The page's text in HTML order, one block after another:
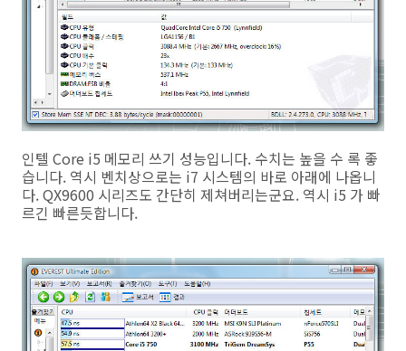
인텔 Core i5 메모리 쓰기 성능입니다. 수치는 높을 수 록 좋
습니다. 역시 벤치상으로는 i7 시스템의 바로 아래에 나옵니
다. QX9600 시리즈도 간단히 제쳐버리는군요. 역시 i5 가 빠
르긴 빠른듯합니다.